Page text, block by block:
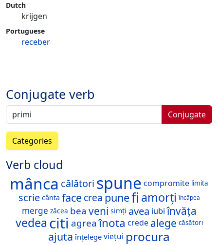
Dutch
krijgen
Portuguese
receber
Conjugate verb
Conjugate
Categories
Verb cloud
mânca călători spune compromite limita
scrie cânta face creapunefi amorți încăpea
merge zăcea bea veni simți avea iubiînvăța
vedea citi agrea înota crede alege căsători
ajuta înțelege viețui procura